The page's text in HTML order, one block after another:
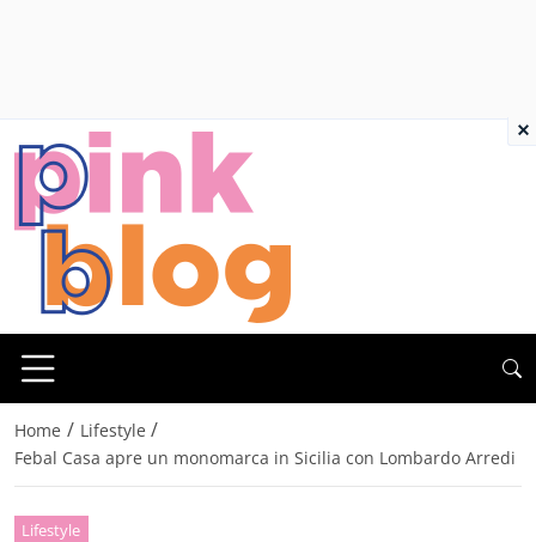
Home / Lifestyle /
Febal Casa apre un monomarca in Sicilia con Lombardo Arredi
Lifestyle
×